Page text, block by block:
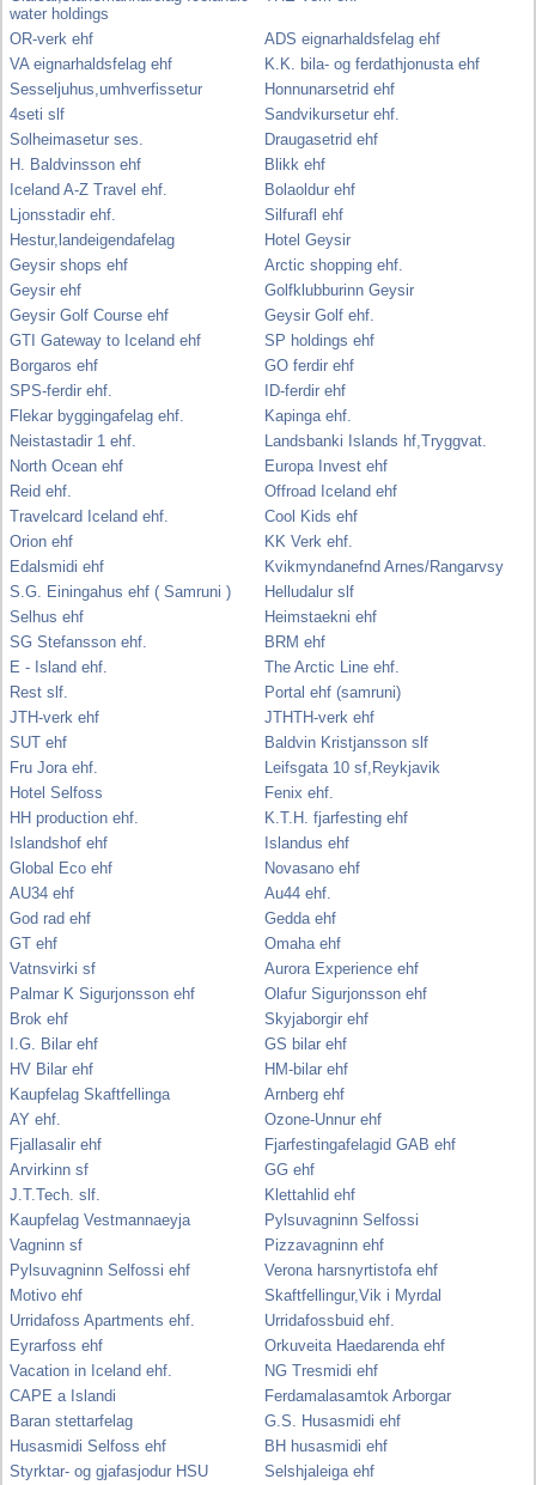
water holdings
OR-verk ehf
ADS eignarhaldsfelag ehf
VA eignarhaldsfelag ehf
K.K. bila- og ferdathjonusta ehf
Sesseljuhus,umhverfissetur
Honnunarsetrid ehf
4seti slf
Sandvikursetur ehf.
Solheimasetur ses.
Draugasetrid ehf
H. Baldvinsson ehf
Blikk ehf
Iceland A-Z Travel ehf.
Bolaoldur ehf
Ljonsstadir ehf.
Silfurafl ehf
Hestur,landeigendafelag
Hotel Geysir
Geysir shops ehf
Arctic shopping ehf.
Geysir ehf
Golfklubburinn Geysir
Geysir Golf Course ehf
Geysir Golf ehf.
GTI Gateway to Iceland ehf
SP holdings ehf
Borgaros ehf
GO ferdir ehf
SPS-ferdir ehf.
ID-ferdir ehf
Flekar byggingafelag ehf.
Kapinga ehf.
Neistastadir 1 ehf.
Landsbanki Islands hf,Tryggvat.
North Ocean ehf
Europa Invest ehf
Reid ehf.
Offroad Iceland ehf
Travelcard Iceland ehf.
Cool Kids ehf
Orion ehf
KK Verk ehf.
Edalsmidi ehf
Kvikmyndanefnd Arnes/Rangarvsy
S.G. Einingahus ehf ( Samruni )
Helludalur slf
Selhus ehf
Heimstaekni ehf
SG Stefansson ehf.
BRM ehf
E - Island ehf.
The Arctic Line ehf.
Rest slf.
Portal ehf (samruni)
JTH-verk ehf
JTHTH-verk ehf
SUT ehf
Baldvin Kristjansson slf
Fru Jora ehf.
Leifsgata 10 sf,Reykjavik
Hotel Selfoss
Fenix ehf.
HH production ehf.
K.T.H. fjarfesting ehf
Islandshof ehf
Islandus ehf
Global Eco ehf
Novasano ehf
AU34 ehf
Au44 ehf.
God rad ehf
Gedda ehf
GT ehf
Omaha ehf
Vatnsvirki sf
Aurora Experience ehf
Palmar K Sigurjonsson ehf
Olafur Sigurjonsson ehf
Brok ehf
Skyjaborgir ehf
I.G. Bilar ehf
GS bilar ehf
HV Bilar ehf
HM-bilar ehf
Kaupfelag Skaftfellinga
Arnberg ehf
AY ehf.
Ozone-Unnur ehf
Fjallasalir ehf
Fjarfestingafelagid GAB ehf
Arvirkinn sf
GG ehf
J.T.Tech. slf.
Klettahlid ehf
Kaupfelag Vestmannaeyja
Pylsuvagninn Selfossi
Vagninn sf
Pizzavagninn ehf
Pylsuvagninn Selfossi ehf
Verona harsnyrtistofa ehf
Motivo ehf
Skaftfellingur,Vik i Myrdal
Urridafoss Apartments ehf.
Urridafossbuid ehf.
Eyrarfoss ehf
Orkuveita Haedarenda ehf
Vacation in Iceland ehf.
NG Tresmidi ehf
CAPE a Islandi
Ferdamalasamtok Arborgar
Baran stettarfelag
G.S. Husasmidi ehf
Husasmidi Selfoss ehf
BH husasmidi ehf
Styrktar- og gjafasjodur HSU
Selshjaleiga ehf